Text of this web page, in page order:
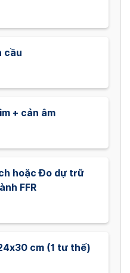
cầu
+ cản âm
hoặc Đo dự trữ
FFR
cm (1 tư thế)